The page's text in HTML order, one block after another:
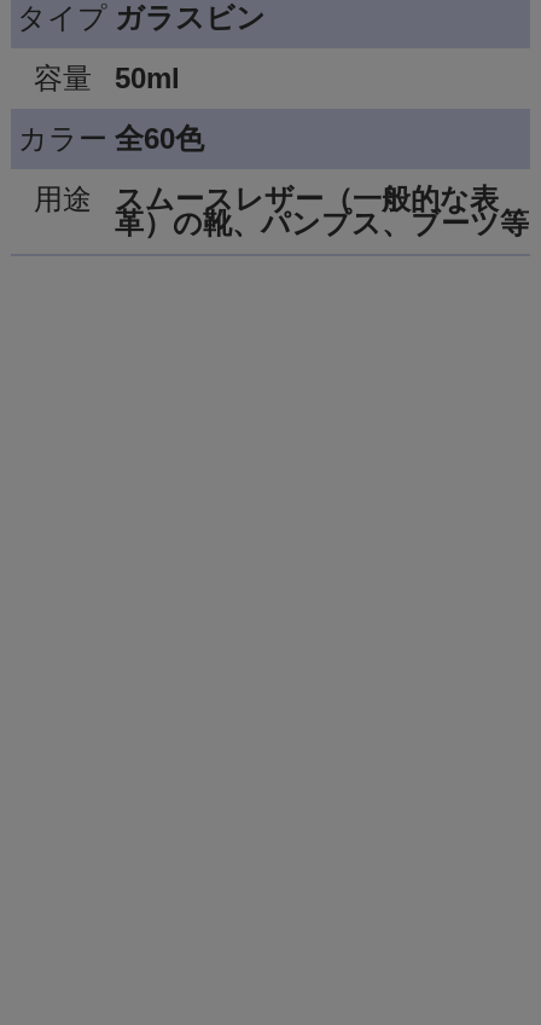
タイプ ガラスビン
容量
50ml
カラー 全60色
用途
スムースレザー（一般的な表
革）の靴、パンプス、ブーツ等